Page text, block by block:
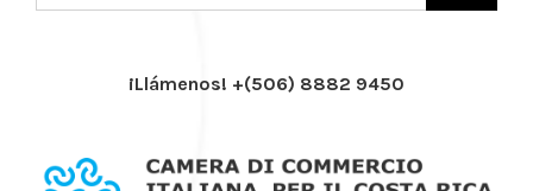
¡Llámenos! +(506) 8882 9450